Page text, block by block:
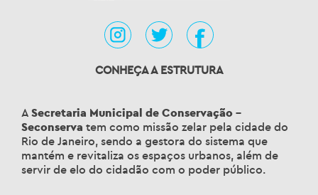
CONHEÇA A ESTRUTURA
A Secretaria Municipal de Conservação –
Seconserva tem como missão zelar pela cidade do
Rio de Janeiro, sendo a gestora do sistema que
mantém e revitaliza os espaços urbanos, além de
servir de elo do cidadão com o poder público.